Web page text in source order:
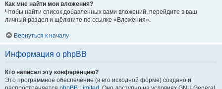
Как мне найти мои вложения?
Чтобы найти список добавленных вами вложений, перейдите в ваш
личный раздел и щёлкните по ссылке «Вложения».
Вернуться к началу
Информация о phpBB
Кто написал эту конференцию?
Это программное обеспечение (в его исходной форме) создано и